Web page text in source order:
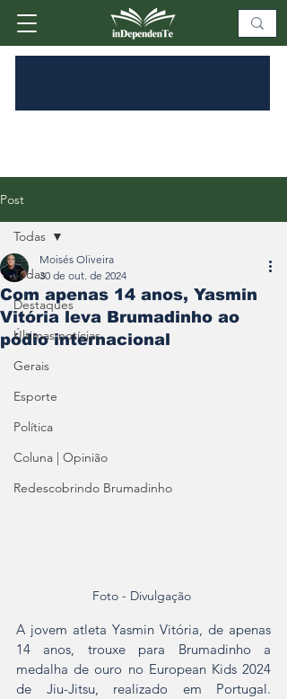
Post
Todas
Destaques
Últimas notícias
Gerais
Esporte
Política
Coluna | Opinião
Redescobrindo Brumadinho
Todas
Com apenas 14 anos, Yasmin
Vitória leva Brumadinho ao
pódio internacional
Moisés Oliveira
30 de out. de 2024
Foto - Divulgação
A jovem atleta Yasmin Vitória, de apenas
14 anos, trouxe para Brumadinho a
medalha de ouro no European Kids 2024
de Jiu-Jitsu, realizado em Portugal.